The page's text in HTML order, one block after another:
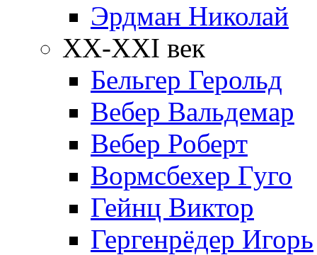
Эрдман Николай
ХХ-XXI век
Бельгер Герольд
Вебер Вальдемар
Вебер Роберт
Вормсбехер Гуго
Гейнц Виктор
Гергенрёдер Игорь